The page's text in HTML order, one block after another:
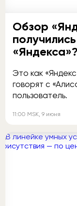
Обзор
«Яндекса»?
Это как
говорят с
пользователь.
11:00 MSK , 9 июня